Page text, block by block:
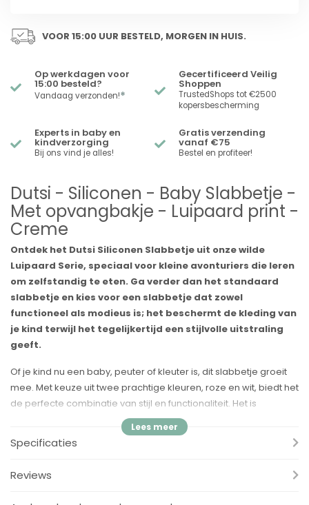
VOOR 15:00 UUR BESTELD, MORGEN IN HUIS.
Op werkdagen voor
15:00 besteld?
Vandaag verzonden!*
Gecertificeerd Veilig
Shoppen
TrustedShops tot €2500
kopersbescherming
Experts in baby en
kindverzorging
Bij ons vind je alles!
Gratis verzending
vanaf €75
Bestel en profiteer!
Dutsi - Siliconen - Baby Slabbetje -
Met opvangbakje - Luipaard print -
Creme
Ontdek het Dutsi Siliconen Slabbetje uit onze wilde
Luipaard Serie, speciaal voor kleine avonturiers die leren
om zelfstandig te eten. Ga verder dan het standaard
slabbetje en kies voor een slabbetje dat zowel
functioneel als modieus is; het beschermt de kleding van
je kind terwijl het tegelijkertijd een stijlvolle uitstraling
geeft.
Of je kind nu een baby, peuter of kleuter is, dit slabbetje groeit
mee. Met keuze uit twee prachtige kleuren, roze en wit, biedt het
de perfecte combinatie van stijl en functionaliteit. Het is
vervaardigd uit 100% foodgrade en hypoallergene siliconen,
wat een hygiënische en veilige manier biedt om de kleintjes
schoon te houden tijdens de maaltijden.
Voordelen:
Specificaties
Reviews